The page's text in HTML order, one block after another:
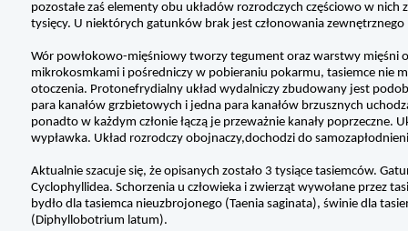
pozostałe zaś elementy obu układów rozrodczych częściowo w
tysięcy. U niektórych gatunków brak jest członowania
Wór powłokowo-mięśniowy tworzy tegument oraz warstwy mięśni
mikrokosmkami i pośredniczy w pobieraniu pokarmu, tasiemce nie
otoczenia. Protonefrydialny układ wydalniczy zbudowany jest
para kanałów grzbietowych i jedna para kanałów brzusznych
ponadto w każdym członie łączą je przeważnie kanały
wypławka. Układ rozrodczy obojnaczy,dochodzi do
Aktualnie szacuje się, że opisanych zostało 3 tysiące tasiemców.
Cyclophyllidea. Schorzenia u człowieka i zwierząt wywołane przez
bydło dla tasiemca nieuzbrojonego (Taenia saginata), świnie dla
(Diphyllobotrium latum).